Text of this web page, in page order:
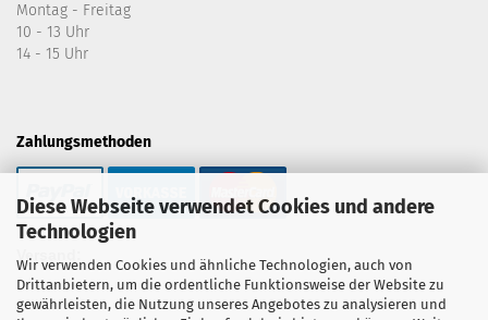
Diese Webseite verwendet Cookies und andere
Technologien
Wir verwenden Cookies und ähnliche Technologien, auch von
Drittanbietern, um die ordentliche Funktionsweise der Website zu
gewährleisten, die Nutzung unseres Angebotes zu analysieren und
Montag - Freitag
10 - 13 Uhr
14 - 15 Uhr
Zahlungsmethoden
Versand: